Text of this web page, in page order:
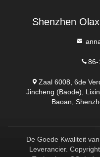
Shenzhen
86-
Zaal 6008, 6de
Jincheng (Baode),
Baoan,
De Goede Kwaliteit
Leverancier.